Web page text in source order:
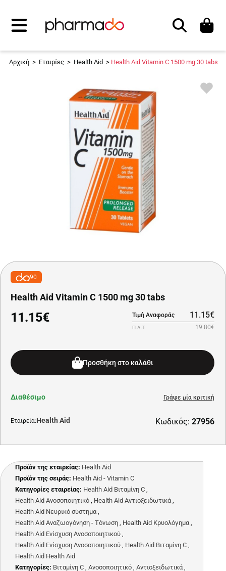
Αναζήτηση
Αρχική > Εταιρίες > Health Aid > Health Aid Vitamin C 1500 mg 30 tabs
90
Health Aid Vitamin C 1500 mg 30 tabs
11.15€ Τιμή Αναφοράς 11.15€
Π.Λ.Τ 19.80€
Προσθήκη στο καλάθι
Εταιρεία:Health Aid Κωδικός: 27956
Διαθέσιμο Γράψε μία κριτική
Προϊόν της εταιρείας: Health Aid
Προϊόν της σειράς: Health Aid - Vitamin C
Κατηγορίες εταιρείας: Health Aid Βιταμίνη C ,
Health Aid Ανοσοποιητικό , Health Aid Αντιοξειδωτικά,
Health Aid Νευρικό σύστημα,
Health Aid Αναζωογόνηση - Τόνωση , Health Aid Κρυολόγημα,
Health Aid Ενίσχυση Ανοσοποιητικού ,
Health Aid Ενίσχυση Ανοσοποιητικού , Health Aid Βιταμίνη C ,
Health Aid Health Aid
Κατηγορίες: Βιταμίνη C , Ανοσοποιητικό , Αντιοξειδωτικά,